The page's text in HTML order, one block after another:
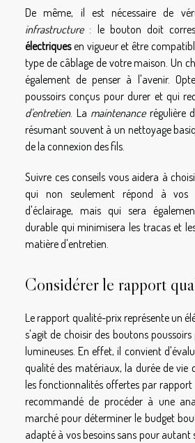
De même, il est nécessaire de
infrastructure: le bouton doit
électriquesen vigueur et être
type de câblage de votre maison. Un
également de penser à l'avenir.
poussoirs conçus pour durer et qui
d'entretien. La maintenancerégulière
résumant souvent à un nettoyage
de la connexion des fils.
Suivre ces conseils vous aidera à
qui non seulement répond à vos
d'éclairage, mais qui sera
durable qui minimisera les tracas et
matière d'entretien.
Considérer le rapport
Le rapport qualité-prix représente un
s'agit de choisir des boutons
lumineuses. En effet, il convient
qualité des matériaux, la durée de vie
les fonctionnalités offertes par rapport
recommandé de procéder à une
marché pour déterminer le budget
adapté à vos besoins sans pour autant